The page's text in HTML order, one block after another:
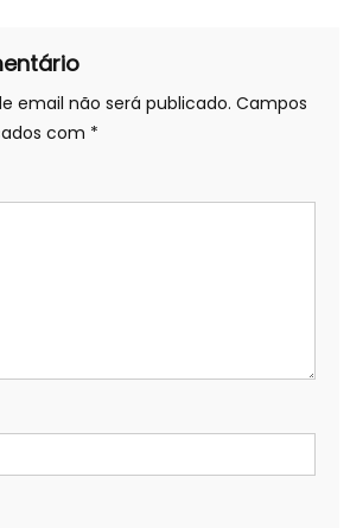
email não será publicado. Campos
com *